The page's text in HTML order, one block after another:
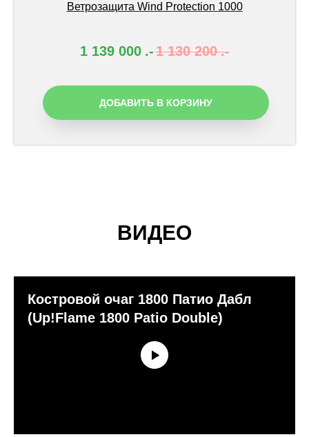
Ветрозащита Wind Protection 1000
1 139 000 .-1 130 200 .-
ДОБАВИТЬ В КОРЗИНУ
ВИДЕО
Костровой очаг 1800 Патио Дабл
(Up!Flame 1800 Patio Double)